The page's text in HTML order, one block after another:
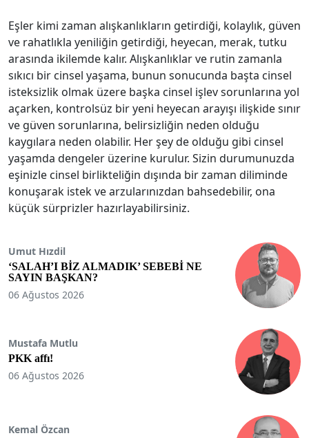
Eşler kimi zaman alışkanlıkların getirdi­ği, kolaylık, güven
ve rahatlıkla yeniliğin getirdiği, heyecan, merak, tutku
arasın­da ikilemde kalır. Alışkanlıklar ve rutin zamanla
sıkıcı bir cinsel yaşama, bunun sonucunda başta cinsel
isteksizlik olmak üzere başka cinsel işlev sorunlarına yol
açarken, kontrolsüz bir yeni heyecan arayışı ilişkide sınır
ve güven sorunlarına, belirsizliğin neden olduğu
kaygılara neden olabilir. Her şey de olduğu gibi cinsel
yaşamda dengeler üzerine kurulur. Sizin durumunuzda
eşinizle cinsel birlikteliğin dışında bir zaman diliminde
konuşarak istek ve arzularınızdan bahsedebilir, ona
küçük sürprizler hazırlayabilirsiniz.
Umut Hızdil
‘SALAH’I BİZ ALMADIK’ SEBEBİ NE
SAYIN BAŞKAN?
06 Ağustos 2026
Mustafa Mutlu
PKK affı!
06 Ağustos 2026
Kemal Özcan